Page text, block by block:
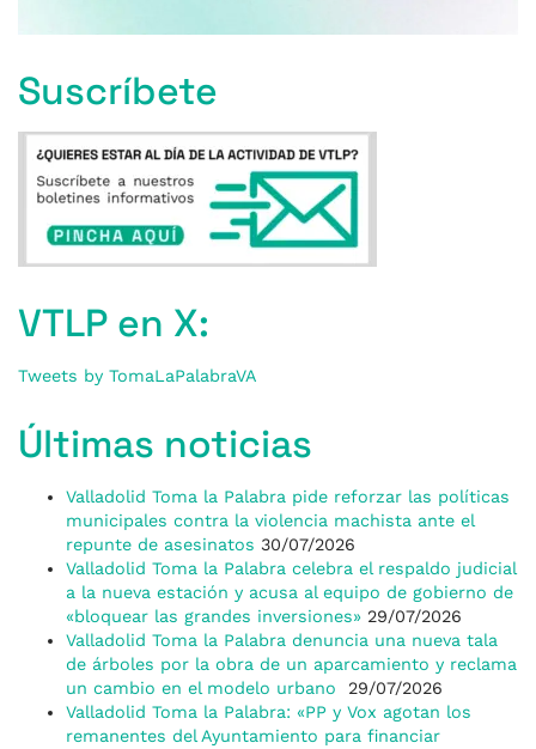
Suscríbete
VTLP en X:
Tweets by TomaLaPalabraVA
Últimas noticias
Valladolid Toma la Palabra pide reforzar las políticas
municipales contra la violencia machista ante el
repunte de asesinatos 30/07/2026
Valladolid Toma la Palabra celebra el respaldo judicial
a la nueva estación y acusa al equipo de gobierno de
«bloquear las grandes inversiones» 29/07/2026
Valladolid Toma la Palabra denuncia una nueva tala
de árboles por la obra de un aparcamiento y reclama
un cambio en el modelo urbano
29/07/2026
Valladolid Toma la Palabra: «PP y Vox agotan los
remanentes del Ayuntamiento para financiar